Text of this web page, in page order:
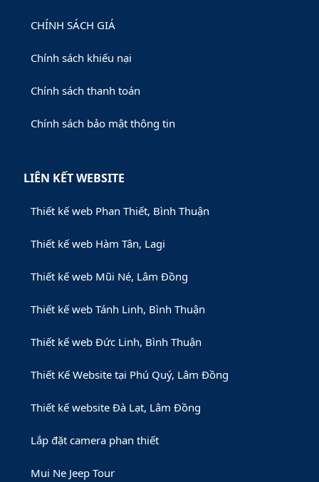
CHÍNH SÁCH GIÁ
Chính sách khiếu nại
Chính sách thanh toán
Chính sách bảo mật thông tin
LIÊN KẾT WEBSITE
Thiết kế web Phan Thiết, Bình Thuận
Thiết kế web Hàm Tân, Lagi
Thiết kế web Mũi Né, Lâm Đồng
Thiết kế web Tánh Linh, Bình Thuận
Thiết kế web Đức Linh, Bình Thuận
Thiết Kế Website tại Phú Quý, Lâm Đồng
Thiết kế website Đà Lạt, Lâm Đồng
Lắp đặt camera phan thiết
Mui Ne Jeep Tour